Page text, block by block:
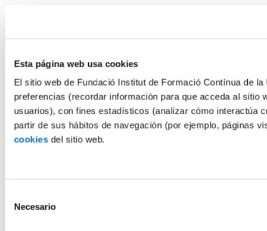
Esta página web usa cookies
El sitio web de Fundació Institut de Formació Contínua de
preferencias (recordar información para que acceda al
usuarios), con fines estadísticos (analizar cómo interactúa
partir de sus hábitos de navegación (por ejemplo, páginas
cookiesdel sitio web.
Necesario